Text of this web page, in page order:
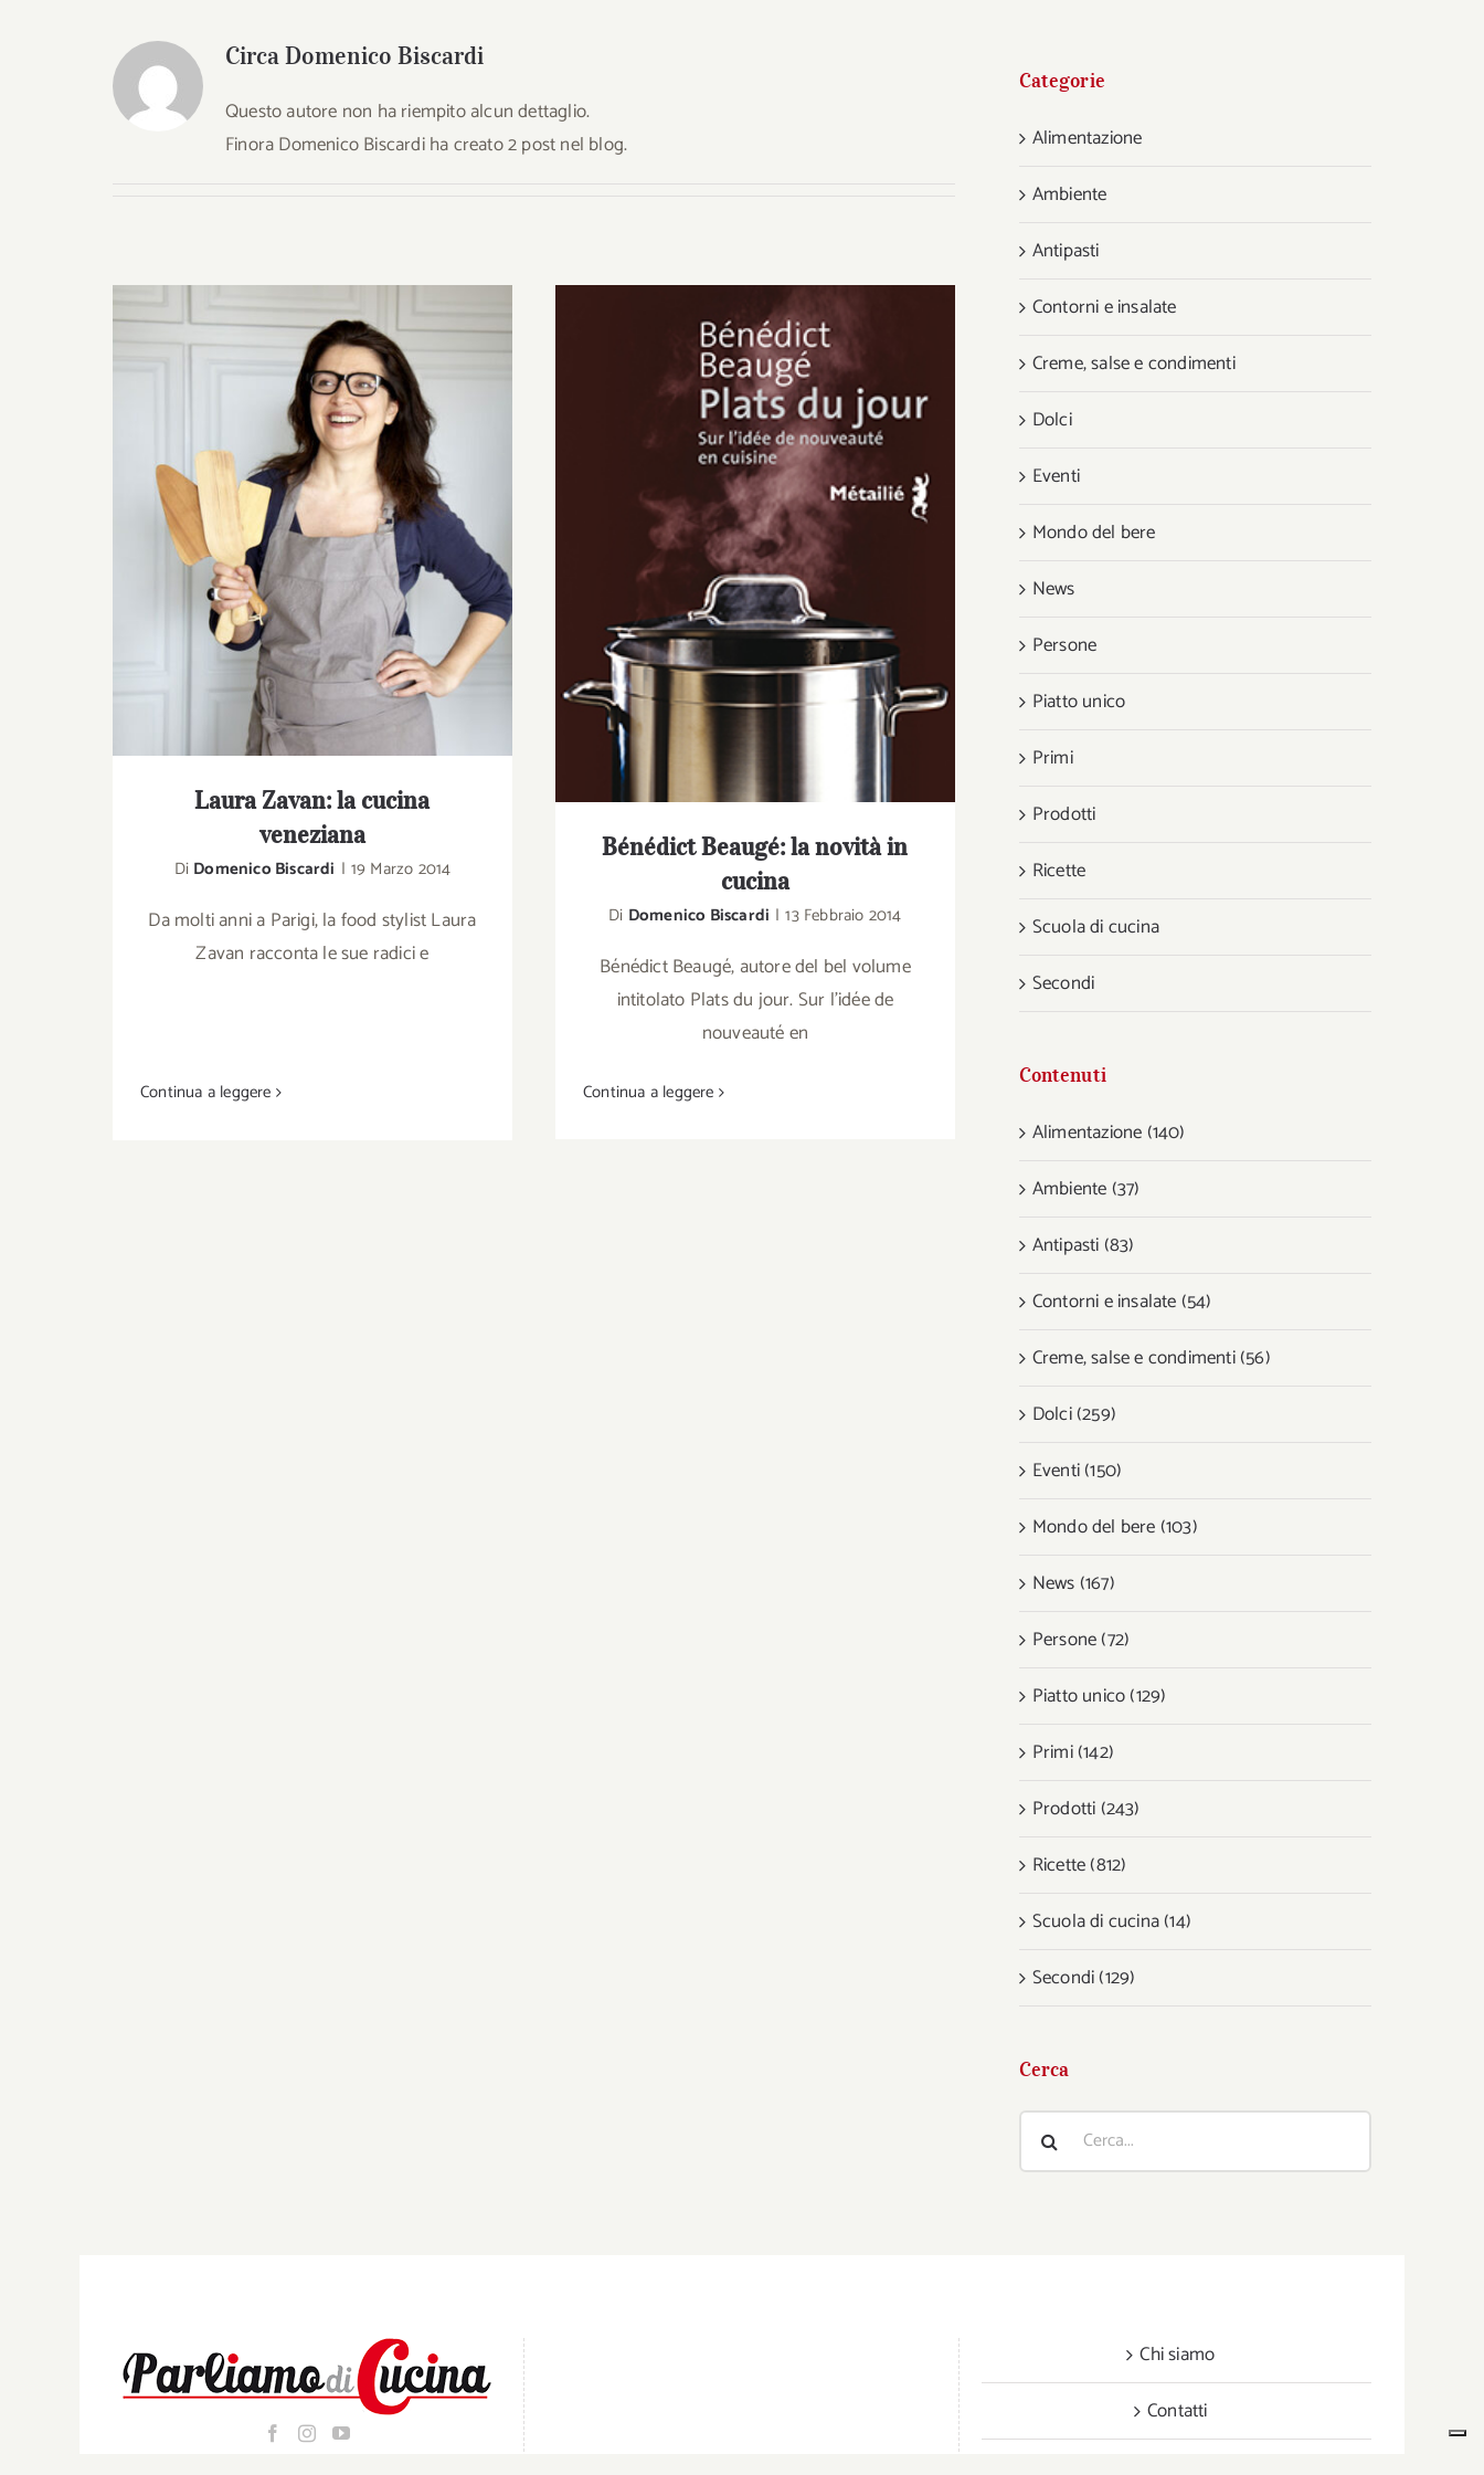
CircaDomenico Biscardi
Questo autore non ha riempito alcun dettaglio.
Finora Domenico Biscardi ha creato 2 post nel blog.
Laura Zavan: la cucina
veneziana
Di Domenico Biscardi | 19 Marzo 2014
Da molti anni a Parigi, la food stylist Laura
Zavan racconta le sue radici e
Continua a leggere
Bénédict Beaugé: la novità in
cucina
Di Domenico Biscardi | 13 Febbraio 2014
Bénédict Beaugé, autore del bel volume
intitolato Plats du jour. Sur l’idée de
nouveauté en
Continua a leggere
Categorie
Alimentazione
Ambiente
Antipasti
Contorni e insalate
Creme, salse e condimenti
Dolci
Eventi
Mondo del bere
News
Persone
Piatto unico
Primi
Prodotti
Ricette
Scuola di cucina
Secondi
Contenuti
Alimentazione (140)
Ambiente (37)
Antipasti (83)
Contorni e insalate (54)
Creme, salse e condimenti (56)
Dolci (259)
Eventi (150)
Mondo del bere (103)
News (167)
Persone (72)
Piatto unico (129)
Primi (142)
Prodotti (243)
Ricette (812)
Scuola di cucina (14)
Secondi (129)
Cerca
Cerca
per:
Chi siamo
Contatti